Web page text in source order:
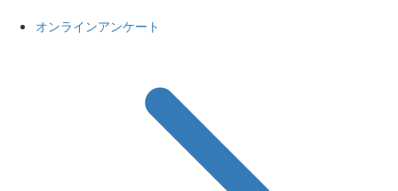
オンラインアンケート